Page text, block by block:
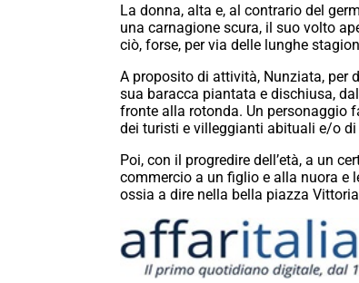
La donna, alta e, al contrario del
una carnagione scura, il suo volto
ciò, forse, per via delle lunghe
A proposito di attività, Nunziata, per
sua baracca piantata e dischiusa,
fronte alla rotonda. Un personaggio
dei turisti e villeggianti abituali e/o
Poi, con il progredire dell’età, a un
commercio a un figlio e alla nuora e
ossia a dire nella bella piazza